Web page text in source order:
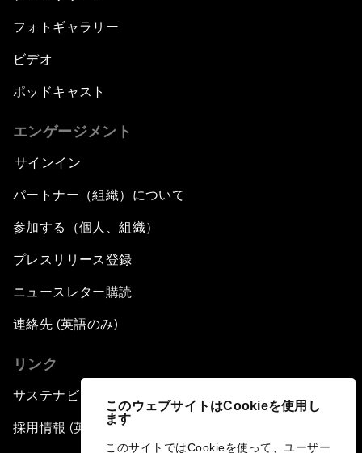
このウェブサイトはCookieを使用し
ます
このサイトではCookieを使って、ユーザー
フォトギャラリー
ビデオ
ポッドキャスト
エンゲージメント
サインイン
パートナー（組織）について
参加する（個人、組織）
プレスリリース登録
ニュースレター購読
連絡先 (英語のみ)
リンク
サステナビリティへの取り組み
採用情報 (英語のみ)